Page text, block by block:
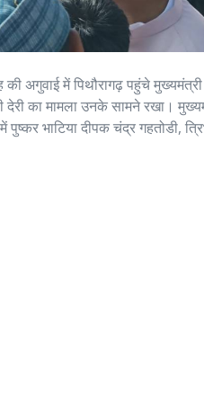
अगुवाई में पिथौरागढ़ पहुंचे
देरी का मामला उनके सामने रखा।
भाटिया दीपक चंद्र गहतोडी,